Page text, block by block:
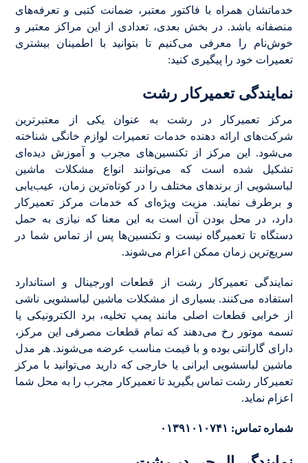
خدماتشان همراه با فاکتور معتبر، ضمانت کتبی و تعرفه‌های
منصفانه باشد. در بخش بعدی، تعدادی از این مراکز معتبر و
خوش‌نام را معرفی می‌کنیم تا بتوانید با اطمینان بیشتری
تعمیرات خود را پیگیری کنید:
نمایندگی تعمیرکار رشت
مرکز تعمیرکار در رشت به عنوان یکی از معتبرترین
شرکت‌های ارائه دهنده خدمات تعمیرات لوازم خانگی شناخته
می‌شود. این مرکز از تکنسین‌های مجرب و آموزش دیده‌ای
تشکیل شده است که می‌توانند انواع مشکلات ماشین
لباسشویی از برندهای مختلف را در کوتاه‌ترین زمان، عیب‌یابی
و برطرف نمایند. مزیت ویژه‌ای که خدمات مرکز تعمیرکار
دارد، در محل بودن آن است به این معنا که نیازی به حمل
دستگاه تا تعمیرگاه نیست و تکنسین‌ها پس از تماس شما در
سریع‌ترین زمان ممکن اعزام می‌شوند.
نمایندگی تعمیرکار رشت از قطعات اورجینال و استاندارد
استفاده می‌کنند. بسیاری از مشکلات ماشین لباسشویی ناشی
از خرابی قطعات اصلی مانند پمپ تخلیه، برد الکترونیکی یا
تسمه موتور رخ می‌دهند که تمام قطعات مصرفی این مرکز،
دارای گارانتی بوده و با قیمت مناسب عرضه می‌شوند. هر مدل
ماشین لباسشویی ایرانی یا خارجی که دارید می‌توانید با مرکز
تعمیرکار رشت تماس بگیرید تا تعمیرکار مجرب را به محل شما
اعزام نماید.
شماره تماس: ۰۱۳۹۱۰۱۰۷۴۱